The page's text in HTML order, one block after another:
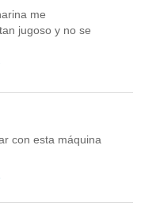
me
jugoso y no se
con esta máquina